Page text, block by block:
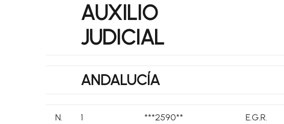
AUXILIO
JUDICIAL
ANDALUCÍA
N. 1 ***2590** E.G.R.